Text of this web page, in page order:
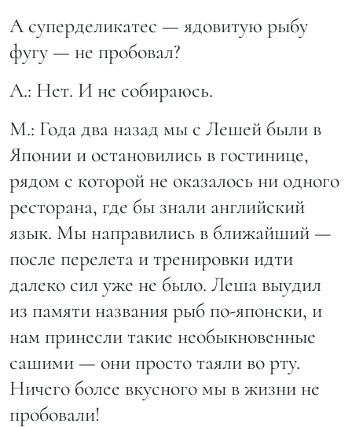
А суперделикатес — ядовитую рыбу
фугу — не пробовал?
А.: Нет. И не собираюсь.
М.: Года два назад мы с Лешей были в
Японии и остановились в гостинице,
рядом с которой не оказалось ни одного
ресторана, где бы знали английский
язык. Мы направились в ближайший —
после перелета и тренировки идти
далеко сил уже не было. Леша выудил
из памяти названия рыб по-японски, и
нам принесли такие необыкновенные
сашими — они просто таяли во рту.
Ничего более вкусного мы в жизни не
пробовали!